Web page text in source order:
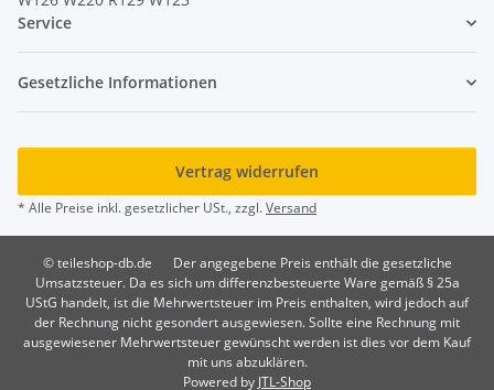
Service
Gesetzliche Informationen
Vertrag widerrufen
* Alle Preise inkl. gesetzlicher USt., zzgl.Versand
© teileshop-db.de
Der angegebene Preis enthält die gesetzliche
Umsatzsteuer. Da es sich um differenzbesteuerte Ware gemäß § 25a
UStG handelt, ist die Mehrwertsteuer im Preis enthalten, wird jedoch auf
der Rechnung nicht gesondert ausgewiesen. Sollte eine Rechnung mit
ausgewiesener Mehrwertsteuer gewünscht werden ist dies vor dem Kauf
mit uns abzuklären.
Powered by JTL-Shop